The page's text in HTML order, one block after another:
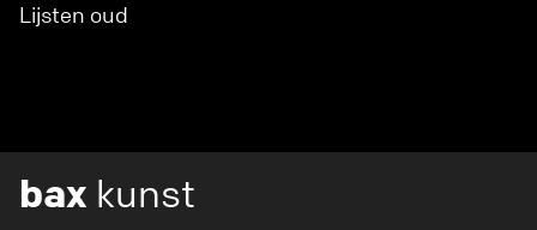
Lijsten oud
bax kunst